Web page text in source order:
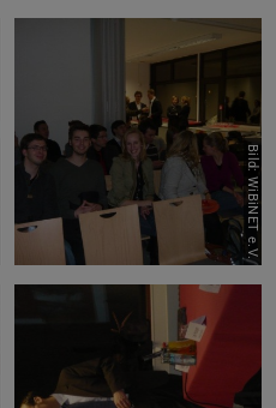
Bild: WiBiNET e.V.